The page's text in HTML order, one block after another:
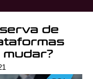
de